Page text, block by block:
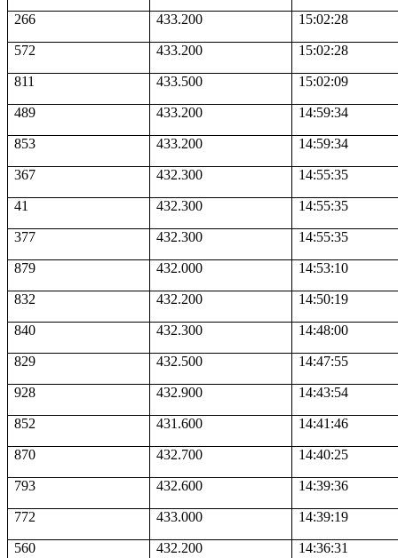
266 433.200 15:02:28
572 433.200 15:02:28
811 433.500 15:02:09
489 433.200 14:59:34
853 433.200 14:59:34
367 432.300 14:55:35
41 432.300 14:55:35
377 432.300 14:55:35
879 432.000 14:53:10
832 432.200 14:50:19
840 432.300 14:48:00
829 432.500 14:47:55
928 432.900 14:43:54
852 431.600 14:41:46
870 432.700 14:40:25
793 432.600 14:39:36
772 433.000 14:39:19
560 432.200 14:36:31